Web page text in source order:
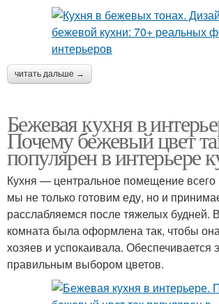
читать дальше →
Бежевая кухня в
Почему бежевый цвет
популярен в интерьере
Кухня — центральное помещение всего
мы не только готовим еду, но и
расслабляемся после тяжелых будней.
комната была оформлена так, чтобы
хозяев и успокаивала. Обеспечивается
правильным выбором цветов.